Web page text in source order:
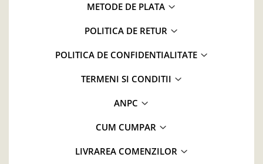
METODE DE PLATA
POLITICA DE RETUR
POLITICA DE CONFIDENTIALITATE
TERMENI SI CONDITII
ANPC
CUM CUMPAR
LIVRAREA COMENZILOR